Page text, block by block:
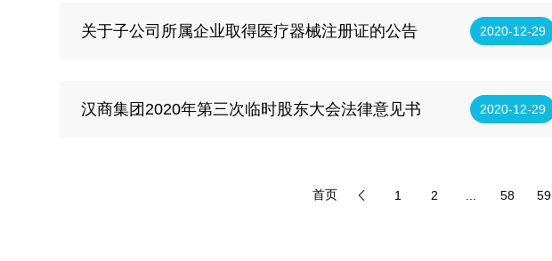
关于子公司所属企业取得医疗器械注册证的公告 2020-12-29
汉商集团2020年第三次临时股东大会法律意见书 2020-12-29
首页 1 2 ... 58 59